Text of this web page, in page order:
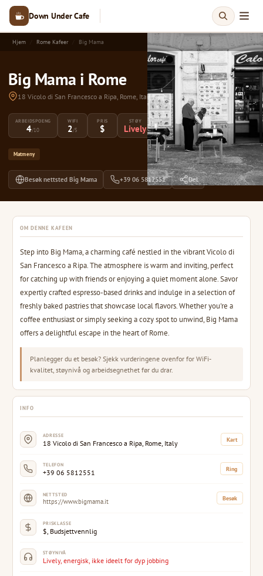
Down Under Cafe
Hjem Rome Kafeer Big Mama
Big Mama i Rome
18 Vicolo di San Francesco a Ripa, Rome, Italy
ARBEIDSPOENG
4/10
WIFI
2/5
PRIS
$
STØY
Lively
Matmeny
Besøk nettsted Big Mama +39 06 5812551 Del
OM DENNE KAFEEN
Step into Big Mama, a charming café nestled in the vibrant Vicolo di
San Francesco a Ripa. The atmosphere is warm and inviting, perfect
for catching up with friends or enjoying a quiet moment alone. Savor
expertly crafted espresso-based drinks and indulge in a selection of
freshly baked pastries that showcase local flavors. Whether you're a
coffee enthusiast or simply seeking a cozy spot to unwind, Big Mama
offers a delightful escape in the heart of Rome.
Planlegger du et besøk? Sjekk vurderingene ovenfor for WiFi-
kvalitet, støynivå og arbeidsegnethet før du drar.
INFO
ADRESSE
18 Vicolo di San Francesco a Ripa, Rome, Italy Kart
TELEFON
+39 06 5812551 Ring
NETTSTED
https://www.bigmama.it Besøk
PRISKLASSE
$, Budsjettvennlig
STØYNIVÅ
Lively, energisk, ikke ideelt for dyp jobbing